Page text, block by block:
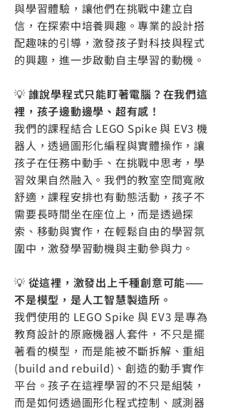
與學習體驗，讓他們在挑戰中建立自
信，在探索中培養興趣。專業的設計搭
配趣味的引導，激發孩子對科技與程式
的興趣，進一步啟動自主學習的動機。
💡 誰說學程式只能盯著電腦？在我們這
裡，孩子邊動邊學、超有感！
我們的課程結合 LEGO Spike 與 EV3 機
器人，透過圖形化編程與實體操作，讓
孩子在任務中動手、在挑戰中思考，學
習效果自然融入。我們的教室空間寬敞
舒適，課程安排也有動態活動，孩子不
需要長時間坐在座位上，而是透過探
索、移動與實作，在輕鬆自由的學習氛
圍中，激發學習動機與主動參與力。
💡 從這裡，激發出上千種創意可能——
不是模型，是人工智慧製造所。
我們使用的 LEGO Spike 與 EV3 是專為
教育設計的原廠機器人套件，不只是擺
著看的模型，而是能被不斷拆解、重組
(build and rebuild)、創造的動手實作
平台。孩子在這裡學習的不只是組裝，
而是如何透過圖形化程式控制、感測器